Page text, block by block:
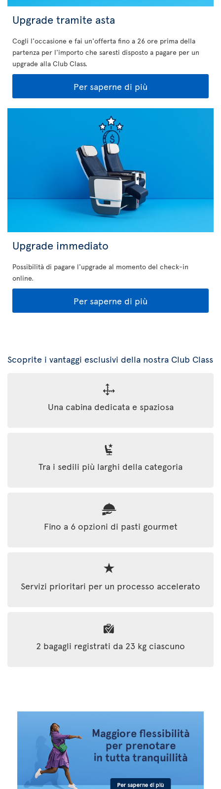
Upgrade tramite asta
Cogli l'occasione e fai un'offerta fino a 26 ore prima della
partenza per l'importo che saresti disposto a pagare per un
upgrade alla Club Class.
Per saperne di più
Upgrade immediato
Possibilità di pagare l'upgrade al momento del check-in
online.
Per saperne di più
Scoprite i vantaggi esclusivi della nostra Club Class
Una cabina dedicata e spaziosa
Tra i sedili più larghi della categoria
Fino a 6 opzioni di pasti gourmet
Servizi prioritari per un processo accelerato
2 bagagli registrati da 23 kg ciascuno